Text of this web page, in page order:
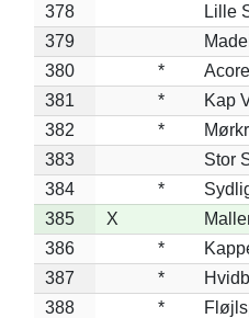
378
Lille
379
380
*
381
*
Kap
382
*
383
Stor
384
*
385
X
386
*
387
*
388
*